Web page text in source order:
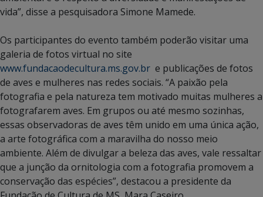
vida”, disse a pesquisadora Simone Mamede.
Os participantes do evento também poderão visitar uma
galeria de fotos virtual no site
www.fundacaodecultura.ms.gov.br e publicações de fotos
de aves e mulheres nas redes sociais. “A paixão pela
fotografia e pela natureza tem motivado muitas mulheres a
fotografarem aves. Em grupos ou até mesmo sozinhas,
essas observadoras de aves têm unido em uma única ação,
a arte fotográfica com a maravilha do nosso meio
ambiente. Além de divulgar a beleza das aves, vale ressaltar
que a junção da ornitologia com a fotografia promovem a
conservação das espécies”, destacou a presidente da